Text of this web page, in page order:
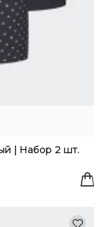
| Набор 2 шт.